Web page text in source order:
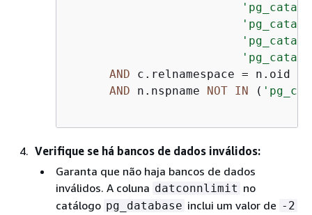
AND c.relnamespace = n.oid
AND n.nspname NOT IN (
Verifique se há bancos de dados inválidos:
Garanta que não haja bancos de dados
inválidos. A coluna datconnlimit no
catálogo pg_database inclui um valor de -2